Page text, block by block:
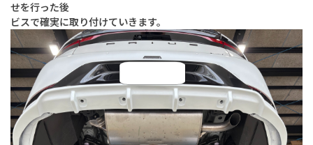
せを行った後
ビスで確実に取り付けていきます。